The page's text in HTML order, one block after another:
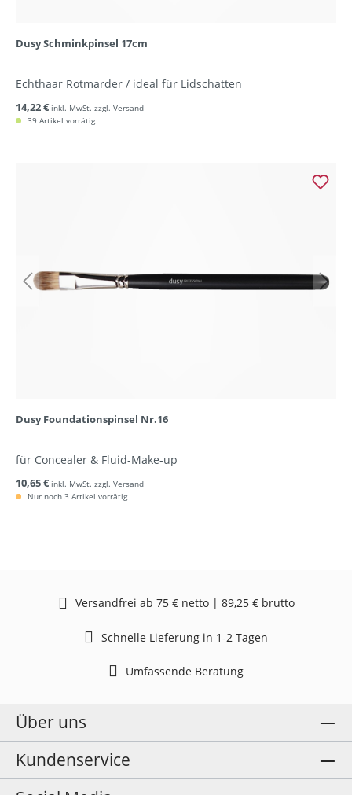
Dusy Schminkpinsel 17cm
Echthaar Rotmarder / ideal für Lidschatten
14,22 € inkl. MwSt. zzgl. Versand
39 Artikel vorrätig
Dusy Foundationspinsel Nr.16
für Concealer & Fluid-Make-up
10,65 € inkl. MwSt. zzgl. Versand
Nur noch 3 Artikel vorrätig
Versandfrei ab 75 € netto | 89,25 € brutto
Schnelle Lieferung in 1-2 Tagen
Umfassende Beratung
Über uns
Kundenservice